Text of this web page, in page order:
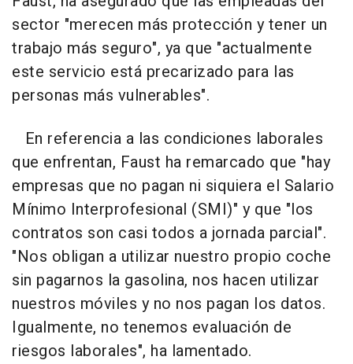
sector "merecen más protección y tener un
trabajo más seguro", ya que "actualmente
este servicio está precarizado para las
personas más vulnerables".
En referencia a las condiciones laborales
que enfrentan, Faust ha remarcado que "hay
empresas que no pagan ni siquiera el Salario
Mínimo Interprofesional (SMI)" y que "los
contratos son casi todos a jornada parcial".
"Nos obligan a utilizar nuestro propio coche
sin pagarnos la gasolina, nos hacen utilizar
nuestros móviles y no nos pagan los datos.
Igualmente, no tenemos evaluación de
riesgos laborales", ha lamentado.